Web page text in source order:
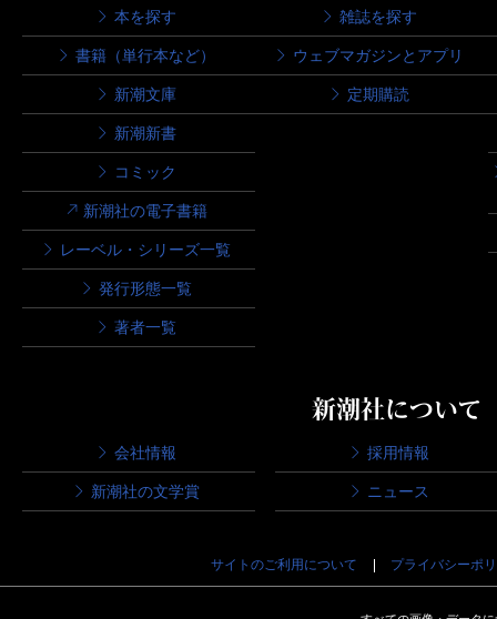
本を探す
書籍（単行本など）
新潮文庫
新潮新書
コミック
新潮社の電子書籍
レーベル・シリーズ一覧
発行形態一覧
著者一覧
雑誌を探す
ウェブマガジンとアプリ
定期購読
新潮社について
会社情報 採用情報
新潮社の文学賞 ニュース
サイトのご利用について プライバシーポ